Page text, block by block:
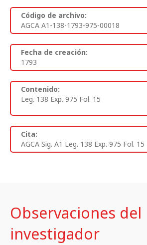
Código de archivo:
AGCA A1-138-1793-975-00018
Fecha de creación:
1793
Contenido:
Leg. 138 Exp. 975 Fol. 15
Cita:
AGCA Sig. A1 Leg. 138 Exp. 975 Fol. 15
Observaciones del
investigador